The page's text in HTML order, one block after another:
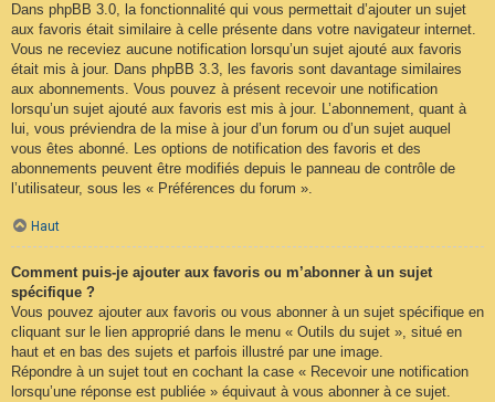
Dans phpBB 3.0, la fonctionnalité qui vous permettait d’ajouter un sujet
aux favoris était similaire à celle présente dans votre navigateur internet.
Vous ne receviez aucune notification lorsqu’un sujet ajouté aux favoris
était mis à jour. Dans phpBB 3.3, les favoris sont davantage similaires
aux abonnements. Vous pouvez à présent recevoir une notification
lorsqu’un sujet ajouté aux favoris est mis à jour. L’abonnement, quant à
lui, vous préviendra de la mise à jour d’un forum ou d’un sujet auquel
vous êtes abonné. Les options de notification des favoris et des
abonnements peuvent être modifiés depuis le panneau de contrôle de
l’utilisateur, sous les « Préférences du forum ».
Haut
Comment puis-je ajouter aux favoris ou m’abonner à un sujet
spécifique ?
Vous pouvez ajouter aux favoris ou vous abonner à un sujet spécifique en
cliquant sur le lien approprié dans le menu « Outils du sujet », situé en
haut et en bas des sujets et parfois illustré par une image.
Répondre à un sujet tout en cochant la case « Recevoir une notification
lorsqu’une réponse est publiée » équivaut à vous abonner à ce sujet.